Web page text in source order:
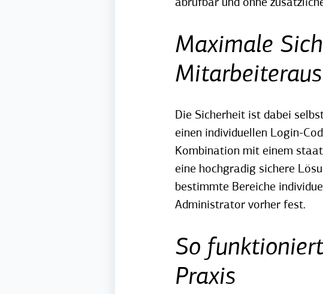
Maximale
Die Sicherheit ist dabei
einen individuellen Login-
Kombination mit einem
eine hochgradig sichere
bestimmte Bereiche
Administrator vorher fest.
So
Praxis